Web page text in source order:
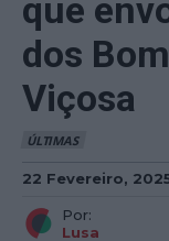
que
dos
Viçosa
ÚLTIMAS
22 Fevereiro,
Por:
Lusa